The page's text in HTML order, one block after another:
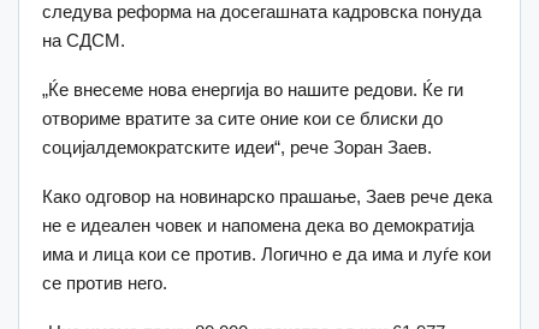
следува реформа на досегашната кадровска понуда
на СДСМ.
„Ќе внесеме нова енергија во нашите редови. Ќе ги
отвориме вратите за сите оние кои се блиски до
социјалдемократските идеи“, рече Зоран Заев.
Како одговор на новинарско прашање, Заев рече дека
не е идеален човек и напомена дека во демократија
има и лица кои се против. Логично е да има и луѓе кои
се против него.